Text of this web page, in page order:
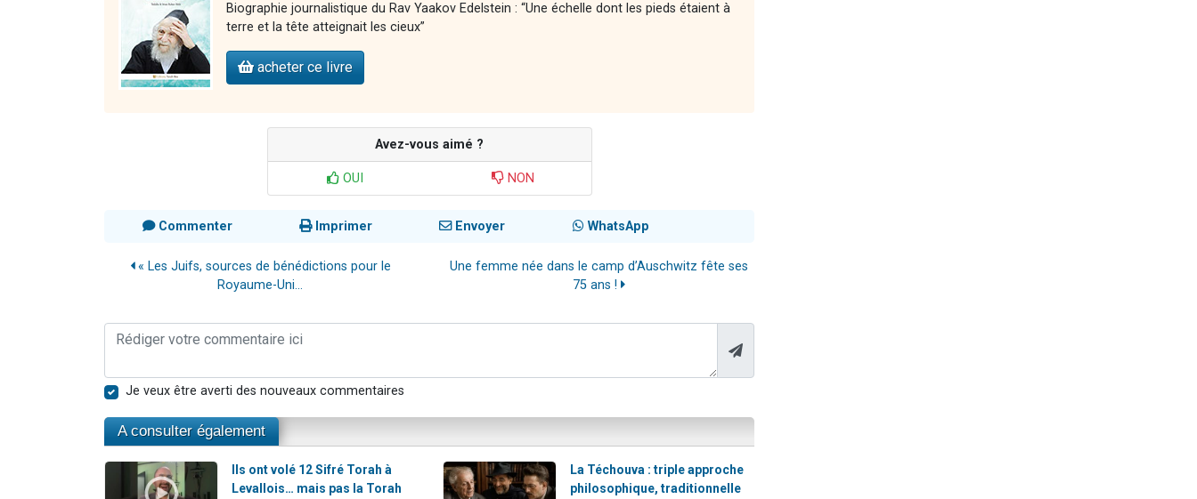
Biographie journalistique du Rav Yaakov Edelstein : “Une échelle dont les pieds étaient à
terre et la tête atteignait les cieux”
acheter ce livre
Avez-vous aimé ?
OUI NON
Commenter Imprimer Envoyer WhatsApp
« Les Juifs, sources de bénédictions pour le
Royaume-Uni...
Une femme née dans le camp d’Auschwitz fête ses
75 ans !
Je veux être averti des nouveaux commentaires
A consulter également
Ils ont volé 12 Sifré Torah à
Levallois… mais pas la Torah
La Téchouva : triple approche
philosophique, traditionnelle